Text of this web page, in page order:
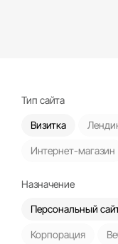
Тип сайта
Визитка
Интернет-магазин
Назначение
Персональный
Корпорация